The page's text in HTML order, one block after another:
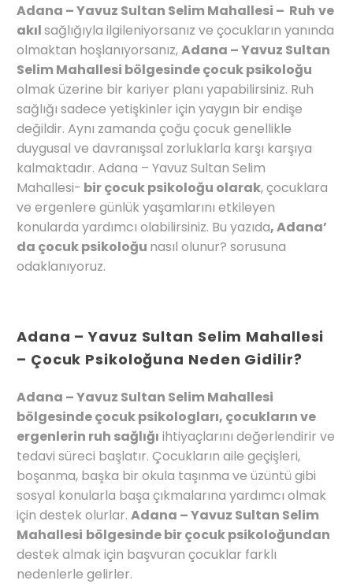
Adana – Yavuz Sultan Selim Mahallesi – Ruh ve
akılsağlığıyla ilgileniyorsanız ve çocukların yanında
olmaktan hoşlanıyorsanız,Adana – Yavuz Sultan
Selim Mahallesi bölgesinde çocuk psikoloğu
olmak üzerine bir kariyer planı yapabilirsiniz. Ruh
sağlığı sadece yetişkinler için yaygın bir endişe
değildir. Aynı zamanda çoğu çocuk genellikle
duygusal ve davranışsal zorluklarla karşı karşıya
kalmaktadır. Adana – Yavuz Sultan Selim
Mahallesi- bir çocuk psikoloğu olarak, çocuklara
ve ergenlere günlük yaşamlarını etkileyen
konularda yardımcı olabilirsiniz. Bu yazıda, Adana’
da çocuk psikoloğu nasıl olunur? sorusuna
odaklanıyoruz.
Adana – Yavuz Sultan Selim Mahallesi
– Çocuk Psikoloğuna Neden Gidilir?
Adana – Yavuz Sultan Selim Mahallesi
bölgesinde çocuk psikologları, çocukların ve
ergenlerin ruh sağlığı ihtiyaçlarını değerlendirir ve
tedavi süreci başlatır. Çocukların aile geçişleri,
boşanma, başka bir okula taşınma ve üzüntü gibi
sosyal konularla başa çıkmalarına yardımcı olmak
için destek olurlar. Adana – Yavuz Sultan Selim
Mahallesi bölgesinde bir çocuk psikoloğundan
destek almak için başvuran çocuklar farklı
nedenlerle gelirler.